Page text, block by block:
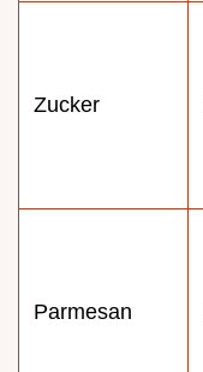
Zucker
Parmesan